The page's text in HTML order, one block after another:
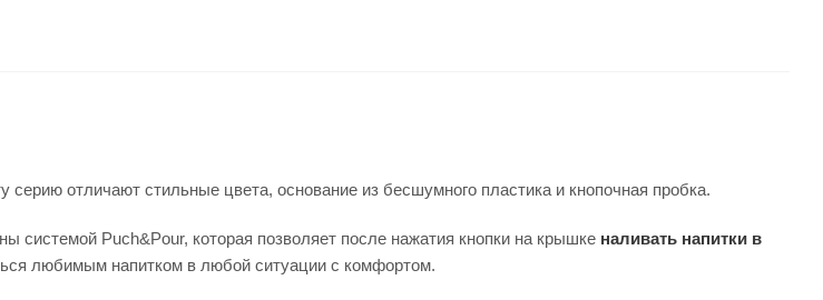
отличают стильные цвета, основание из бесшумного пластика и кнопочная пробка.
Puch&Pour, которая позволяет после нажатия кнопки на крышке наливать напитки в
любимым напитком в любой ситуации с комфортом.